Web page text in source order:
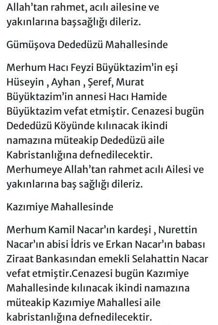
Allah’tan rahmet, acılı ailesine ve
yakınlarına başsağlığı dileriz.
Gümüşova Dededüzü Mahallesinde
Merhum Hacı Feyzi Büyüktazim’in eşi
Hüseyin , Ayhan , Şeref, Murat
Büyüktazim’in annesi Hacı Hamide
Büyüktazim vefat etmiştir. Cenazesi bugün
Dededüzü Köyünde kılınacak ikindi
namazına müteakip Dededüzü aile
Kabristanlığına defnedilecektir.
Merhumeye Allah’tan rahmet acılı Ailesi ve
yakınlarına baş sağlığı dileriz.
Kazımiye Mahallesinde
Merhum Kamil Nacar’ın kardeşi , Nurettin
Nacar’ın abisi İdris ve Erkan Nacar’ın babası
Ziraat Bankasından emekli Selahattin Nacar
vefat etmiştir.Cenazesi bugün Kazımiye
Mahallesinde kılınacak ikindi namazına
müteakip Kazımiye Mahallesi aile
kabristanlığına defnedilecektir.